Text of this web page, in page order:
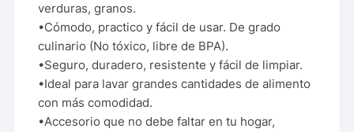
verduras, granos.
•Cómodo, practico y fácil de usar. De grado
culinario (No tóxico, libre de BPA).
•Seguro, duradero, resistente y fácil de limpiar.
•Ideal para lavar grandes cantidades de alimento
con más comodidad.
•Accesorio que no debe faltar en tu hogar,